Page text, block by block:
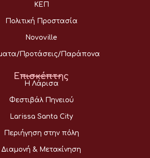
ΚΕΠ
Πολιτική Προστασία
Novoville
Προτάσεις/Παράπονα
Επισκέπτης
Η Λάρισα
Φεστιβάλ Πηνειού
Larissa Santa City
Περιήγηση στην πόλη
Διαμονή & Μετακίνηση